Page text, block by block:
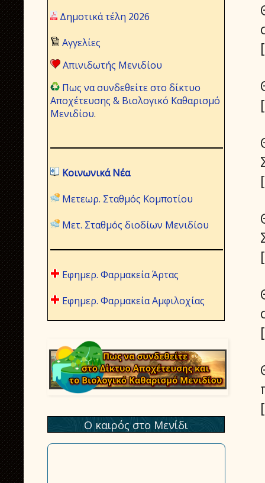
Δημοτικά τέλη 2026
Αγγελίες
Απινιδωτής Μενιδίου
Πως να συνδεθείτε στο δίκτυο
Αποχέτευσης & Βιολογικό Καθαρισμό
Μενιδίου.
Κοινωνικά Νέα
Μετεωρ. Σταθμός Κομποτίου
Μετ. Σταθμός διοδίων Μενιδίου
Εφημερ. Φαρμακεία Άρτας
Εφημερ. Φαρμακεία Αμφιλοχίας
Ο καιρός στο Μενίδι